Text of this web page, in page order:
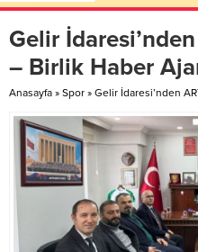
Gelir
– Birlik Haber
Anasayfa » Spor » Gelir İdaresi’nden